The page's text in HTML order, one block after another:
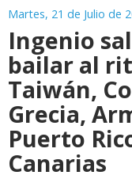
Martes, 21 de Julio de
Ingenio
bailar al
Taiwán,
Grecia,
Puerto
Canarias